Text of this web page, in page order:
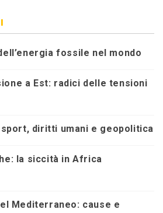
fossile nel mondo
a Est: radici delle tensioni
sport, diritti umani e geopolitica
la siccità in Africa
Mediterraneo: cause e